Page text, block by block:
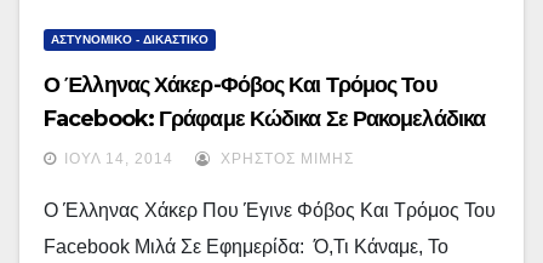
ΑΣΤΥΝΟΜΙΚΟ - ΔΙΚΑΣΤΙΚΟ
Ο Έλληνας Χάκερ-Φόβος Και Τρόμος Του
Facebook: Γράφαμε Κώδικα Σε Ρακομελάδικα
Και Καφετέριες…
ΙΟΎΛ 14, 2014 ΧΡΉΣΤΟΣ ΜΊΜΗΣ
Ο Έλληνας Χάκερ Που Έγινε Φόβος Και Τρόμος Του
Facebook Μιλά Σε Εφημερίδα: Ό,τι Κάναμε, Το